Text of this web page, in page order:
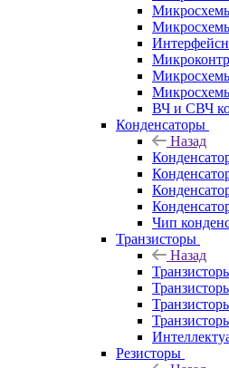
ВЧ и СВЧ
Конденсаторы
Назад
Чип
Транзисторы
Назад
Резисторы